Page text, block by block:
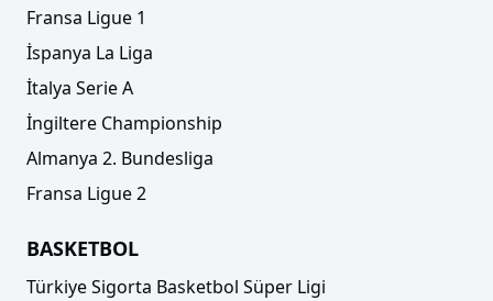
Fransa Ligue 1
İspanya La Liga
İtalya Serie A
İngiltere Championship
Almanya 2. Bundesliga
Fransa Ligue 2
BASKETBOL
Türkiye Sigorta Basketbol Süper Ligi